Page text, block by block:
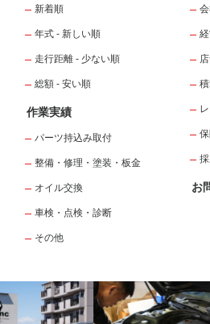
新着順
年式 - 新しい順
走行距離 - 少ない順
総額 - 安い順
作業実績
パーツ持込み取付
整備・修理・塗装・板金
オイル交換
車検・点検・診断
その他
お